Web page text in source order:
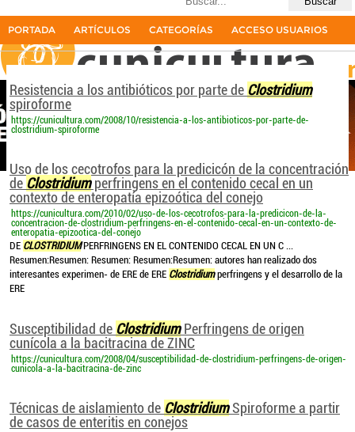
La primera revista del sector cunícola en español
PORTADA ARTÍCULOS CATEGORÍAS ACCESO USUARIOS
clostridium perfingens 17resultados
Resistencia a los antibióticos por parte de Clostridium
spiroforme
https://cunicultura.com/2008/10/resistencia-a-los-antibioticos-por-parte-de-
clostridium-spiroforme
Uso de los cecotrofos para la predicicón de la concentración
de Clostridiumperfringens en el contenido cecal en un
contexto de enteropatía epizoótica del conejo
https://cunicultura.com/2010/02/uso-de-los-cecotrofos-para-la-predicicon-de-la-
concentracion-de-clostridium-perfringens-en-el-contenido-cecal-en-un-contexto-de-
enteropatia-epizootica-del-conejo
DE CLOSTRIDIUMPERFRINGENS EN EL CONTENIDO CECAL EN UN C ...
Resumen:Resumen: Resumen: Resumen:Resumen: autores han realizado dos
interesantes experimen- de ERE de ERE Clostridiumperfringens y el desarrollo de la
ERE
Susceptibilidad de ClostridiumPerfringens de origen
cunícola a la bacitracina de ZINC
https://cunicultura.com/2008/04/susceptibilidad-de-clostridium-perfringens-de-origen-
cunicola-a-la-bacitracina-de-zinc
Técnicas de aislamiento de ClostridiumSpiroforme a partir
de casos de enteritis en conejos